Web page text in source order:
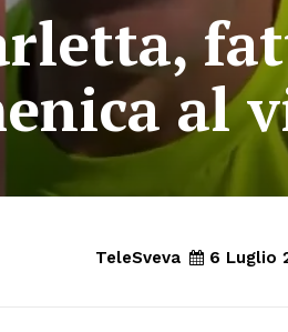
al
TeleSveva 6 Luglio